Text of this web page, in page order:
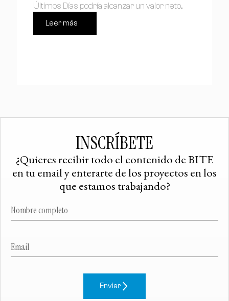
Últimos Días podría alcanzar un valor neto...
Leer más
INSCRÍBETE
¿Quieres recibir todo el contenido de BITE
en tu email y enterarte de los proyectos en los
que estamos trabajando?
Enviar